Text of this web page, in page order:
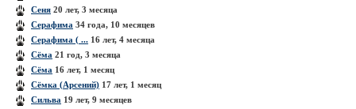
Сеня 20 лет, 3 месяца
Серафима 34 года, 10 месяцев
Серафима ( ... 16 лет, 4 месяца
Сёма 21 год, 3 месяца
Сёма 16 лет, 1 месяц
Сёмка (Арсений) 17 лет, 1 месяц
Сильва 19 лет, 9 месяцев